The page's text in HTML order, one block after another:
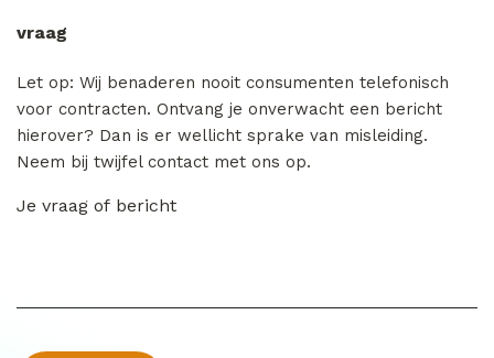
vraag
Let op: Wij benaderen nooit consumenten telefonisch
voor contracten. Ontvang je onverwacht een bericht
hierover? Dan is er wellicht sprake van misleiding.
Neem bij twijfel contact met ons op.